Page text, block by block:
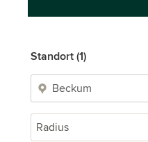
Standort (1)
Radius